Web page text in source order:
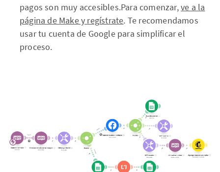
pagos son muy accesibles.Para comenzar,ve a la
página de Make y regístrate. Te recomendamos
usar tu cuenta de Google para simplificar el
proceso.